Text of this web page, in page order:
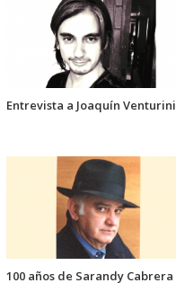
Entrevista a Joaquín Venturini
100 años de Sarandy Cabrera